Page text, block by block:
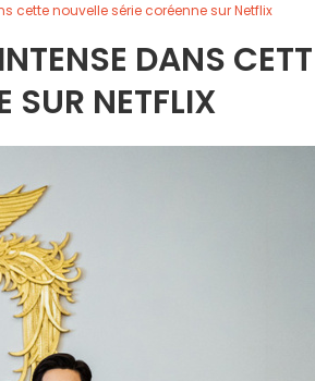
cette nouvelle série coréenne sur Netflix
DANS
SUR NETFLIX